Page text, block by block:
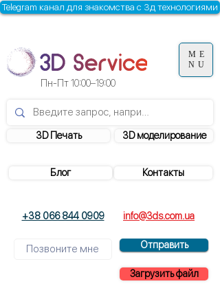
3D моделирование
Контакты
3D Печать
+38 066 844 0909 info@3ds.com.ua
Отправить
Загрузить файл
Блог
Пн-Пт10:00–19:00
Telegram канал для знакомства с 3д технологиями
ME
NU